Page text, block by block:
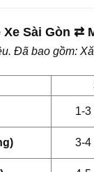
Xe Sài Gòn ⇄
Đã bao gồm:
1-3
3-4